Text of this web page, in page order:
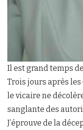
Il est grand temps
Trois jours après
le vicaire ne
sanglante des
J’éprouve de la